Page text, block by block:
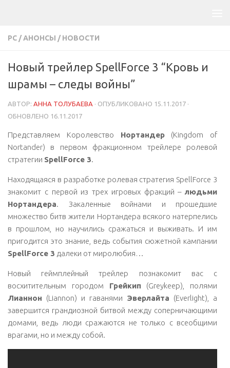
PC /АНОНСЫ / НОВОСТИ
Новый трейлер SpellForce 3 “Кровь и
шрамы – следы войны”
АВТОР: АННА ТОЛУБАЕВА · ОПУБЛИКОВАНО 15.11.2017 ·
ОБНОВЛЕНО 16.11.2017
Представляем Королевство Нортандер(Kingdom of
Nortander) в первом фракционном трейлере ролевой
стратегии SpellForce 3.
Находящаяся в разработке ролевая стратегия SpellForce 3
знакомит с первой из трех игровых фракций –людьми
Нортандера. Закаленные войнами и прошедшие
множество битв жители Нортандера всякого натерпелись
в прошлом, но научились сражаться и выживать. И им
пригодится это знание, ведь события сюжетной кампании
SpellForce 3 далеки от миролюбия…
Новый геймплейный трейлер познакомит вас с
восхитительным городом Грейкип (Greykeep), полями
Лианнон (Liannon) и гаванями Эверлайта (Everlight), а
завершится грандиозной битвой между соперничающими
домами, ведь люди сражаются не только с всеобщими
врагами, но и между собой.